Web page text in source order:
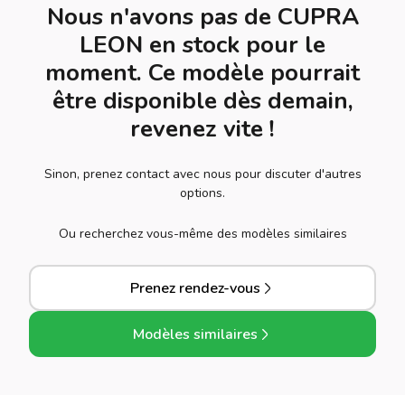
Nous n'avons pas de CUPRA
LEON en stock pour le
moment. Ce modèle pourrait
être disponible dès demain,
revenez vite !
Sinon, prenez contact avec nous pour discuter d'autres
options.
Ou recherchez vous-même des modèles similaires
Prenez rendez-vous
Modèles similaires